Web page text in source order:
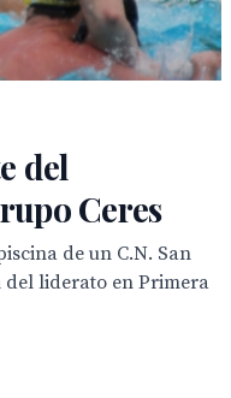
del
Ceres
de un C.N. San
del liderato en Primera